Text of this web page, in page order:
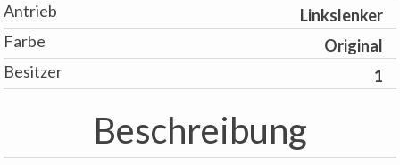
Antrieb
Linkslenker
Farbe
Original
Besitzer
1
Beschreibung